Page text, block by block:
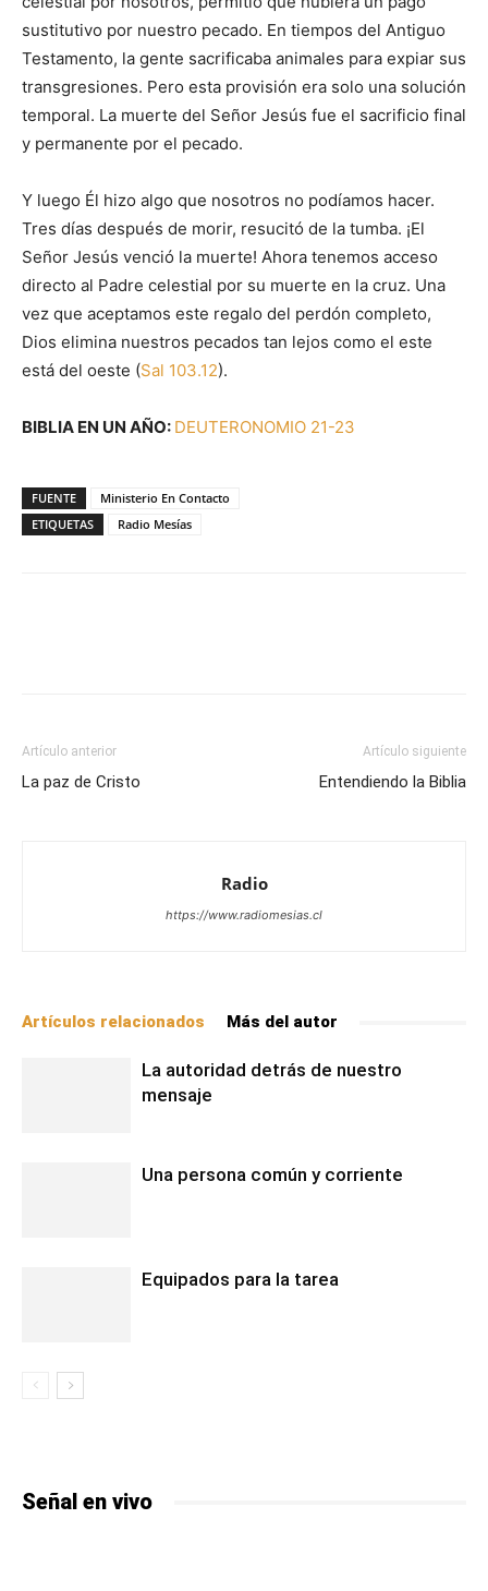
sustitutivo por nuestro pecado. En tiempos del Antiguo
Testamento, la gente sacrificaba animales para expiar sus
transgresiones. Pero esta provisión era solo una solución
temporal. La muerte del Señor Jesús fue el sacrificio final
y permanente por el pecado.
Y luego Él hizo algo que nosotros no podíamos hacer.
Tres días después de morir, resucitó de la tumba. ¡El
Señor Jesús venció la muerte! Ahora tenemos acceso
directo al Padre celestial por su muerte en la cruz. Una
vez que aceptamos este regalo del perdón completo,
Dios elimina nuestros pecados tan lejos como el este
está del oeste (Sal 103.12).
BIBLIA EN UN AÑO: DEUTERONOMIO 21-23
FUENTE
Ministerio En Contacto
ETIQUETAS
Radio Mesías
Artículo anterior
La paz de Cristo
Artículo siguiente
Entendiendo la Biblia
Radio
https://www.radiomesias.cl
Artículos relacionados Más del autor
La autoridad detrás de nuestro
mensaje
Una persona común y corriente
Equipados para la tarea
Señal en vivo